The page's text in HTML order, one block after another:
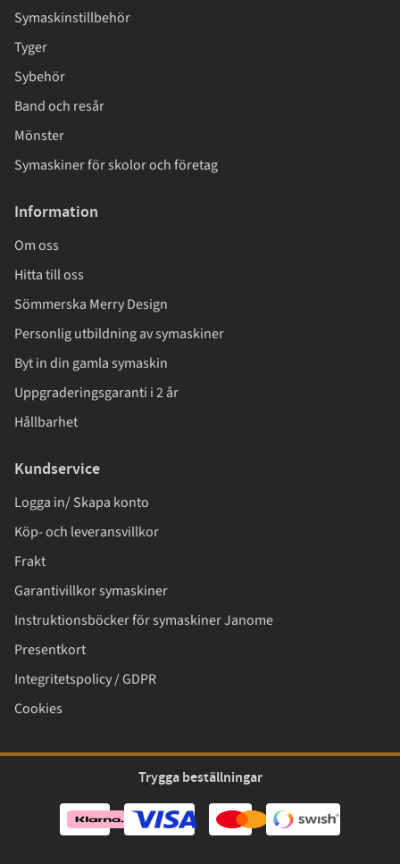
Symaskinstillbehör
Tyger
Sybehör
Band och resår
Mönster
Symaskiner för skolor och företag
Information
Om oss
Hitta till oss
Sömmerska Merry Design
Personlig utbildning av symaskiner
Byt in din gamla symaskin
Uppgraderingsgaranti i 2 år
Hållbarhet
Kundservice
Logga in/ Skapa konto
Köp- och leveransvillkor
Frakt
Garantivillkor symaskiner
Instruktionsböcker för symaskiner Janome
Presentkort
Integritetspolicy / GDPR
Cookies
Trygga beställningar